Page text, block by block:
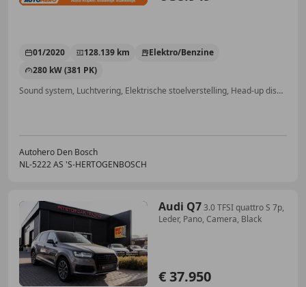
01/2020 128.139 km
Elektro/Benzine
280 kW (381 PK)
Sound system, Luchtvering, Elektrische stoelverstelling, Head-up display, Trekhaak, LED verlichting, Getinte ramen, Adaptieve Cruise Control
Autohero Den Bosch
NL-5222 AS 'S-HERTOGENBOSCH
Audi Q73.0 TFSI quattro S 7p,
Leder, Pano, Camera, Black
€ 37.950